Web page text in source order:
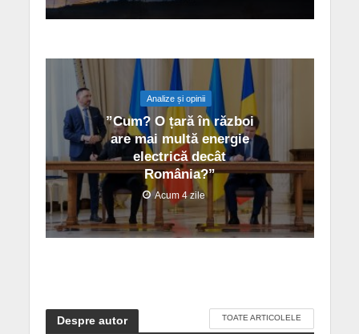
Analize și opinii
”Cum? O țară în război
are mai multă energie
electrică decât
România?”
Acum 4 zile
Despre autor TOATE ARTICOLELE